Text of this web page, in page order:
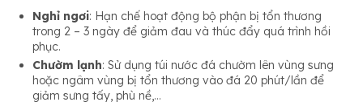
Nghỉ ngơi: Hạn chế hoạt động bộ phận bị tổn thương
trong 2 – 3 ngày để giảm đau và thúc đẩy quá trình hồi
phục.
Chườm lạnh: Sử dụng túi nước đá chườm lên vùng sưng
hoặc ngâm vùng bị tổn thương vào đá 20 phút/lần để
giảm sưng tấy, phù nề,…